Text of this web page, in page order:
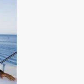
!!!